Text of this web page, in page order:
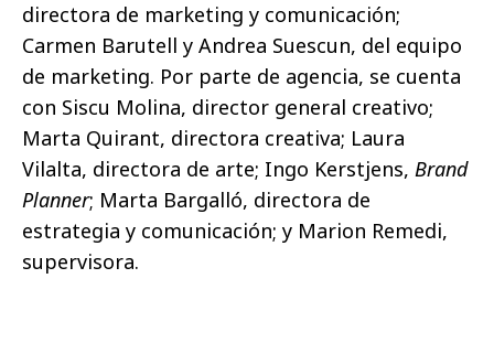
directora de marketing y comunicación;
Carmen Barutell y Andrea Suescun, del equipo
de marketing. Por parte de agencia, se cuenta
con Siscu Molina, director general creativo;
Marta Quirant, directora creativa; Laura
Vilalta, directora de arte; Ingo Kerstjens, Brand
Planner; Marta Bargalló, directora de
estrategia y comunicación; y Marion Remedi,
supervisora.